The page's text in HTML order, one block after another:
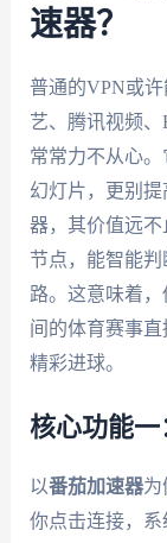
速器？
普通的VPN或
艺、腾讯视频、
常常力不从心
幻灯片，更别
器，其价值远
节点，能智能
路。这意味着
间的体育赛事
精彩进球。
核心功能
以番茄加速器为
你点击连接，